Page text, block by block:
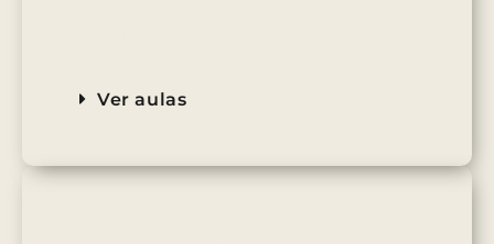
Ver aulas